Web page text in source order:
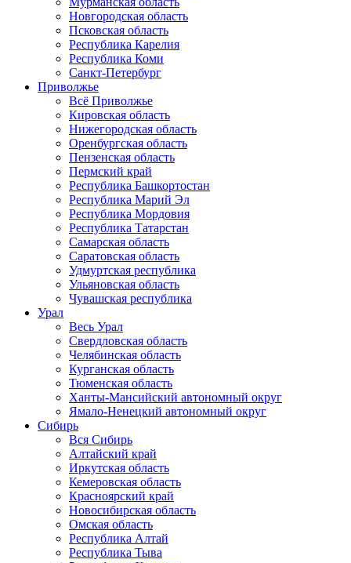
Новгородская область
Псковская область
Республика Карелия
Республика Коми
Санкт-Петербург
Приволжье
Всё Приволжье
Кировская область
Нижегородская область
Оренбургская область
Пензенская область
Пермский край
Республика Башкортостан
Республика Марий Эл
Республика Мордовия
Республика Татарстан
Самарская область
Саратовская область
Удмуртская республика
Ульяновская область
Чувашская республика
Урал
Весь Урал
Свердловская область
Челябинская область
Курганская область
Тюменская область
Ханты-Мансийский автономный округ
Ямало-Ненецкий автономный округ
Сибирь
Вся Сибирь
Алтайский край
Иркутская область
Кемеровская область
Красноярский край
Новосибирская область
Омская область
Республика Алтай
Республика Тыва